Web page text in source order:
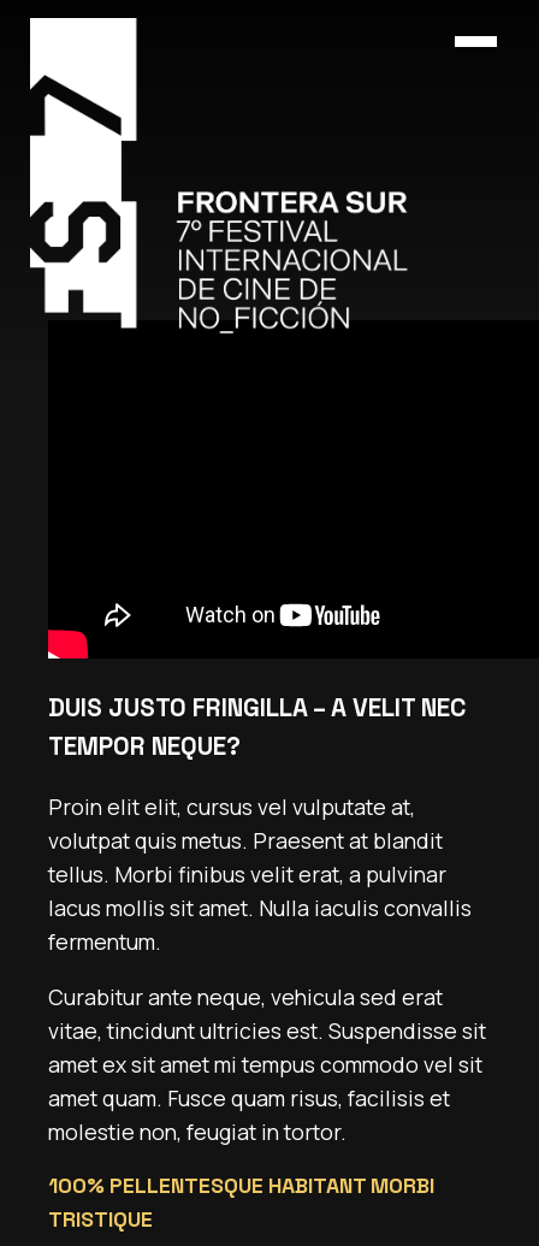
DUIS JUSTO FRINGILLA – A VELIT NEC
TEMPOR NEQUE?
Proin elit elit, cursus vel vulputate at,
volutpat quis metus. Praesent at blandit
tellus. Morbi finibus velit erat, a pulvinar
lacus mollis sit amet. Nulla iaculis convallis
fermentum.
Curabitur ante neque, vehicula sed erat
vitae, tincidunt ultricies est. Suspendisse sit
amet ex sit amet mi tempus commodo vel sit
amet quam. Fusce quam risus, facilisis et
molestie non, feugiat in tortor.
100% PELLENTESQUE HABITANT MORBI
TRISTIQUE